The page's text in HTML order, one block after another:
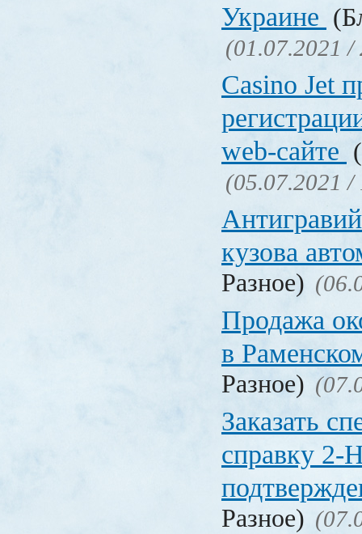
Украине
(01.07.2021 /
Сasino Jet
web-сайте
(05.07.2021 /
кузова
Разное)
Продажа
в
Разное)
Заказать
справку
Разное)